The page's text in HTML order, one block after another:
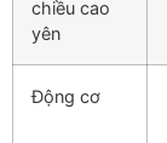
chiều cao
yên
Động cơ